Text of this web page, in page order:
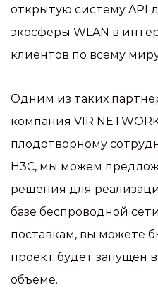
открытую систему API
экосферы WLAN в
клиентов по всему
Одним из таких
компания VIR
плодотворному
H3C, мы можем
решения для
базе беспроводной
поставкам, вы можете
проект будет запущен
объеме.